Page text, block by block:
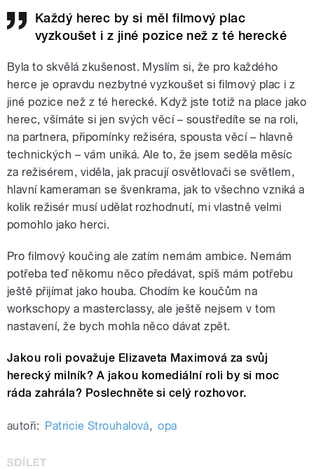
Každý herec by si měl filmový plac
vyzkoušet i z jiné pozice než z té herecké
Byla to skvělá zkušenost. Myslím si, že pro každého
herce je opravdu nezbytné vyzkoušet si filmový plac i z
jiné pozice než z té herecké. Když jste totiž na place jako
herec, všímáte si jen svých věcí – soustředíte se na roli,
na partnera, připomínky režiséra, spousta věcí – hlavně
technických – vám uniká. Ale to, že jsem seděla měsíc
za režisérem, viděla, jak pracují osvětlovači se světlem,
hlavní kameraman se švenkrama, jak to všechno vzniká a
kolik režisér musí udělat rozhodnutí, mi vlastně velmi
pomohlo jako herci.
Pro filmový koučing ale zatím nemám ambice. Nemám
potřeba teď někomu něco předávat, spíš mám potřebu
ještě přijímat jako houba. Chodím ke koučům na
workschopy a masterclassy, ale ještě nejsem v tom
nastavení, že bych mohla něco dávat zpět.
Jakou roli považuje Elizaveta Maximová za svůj
herecký milník? A jakou komediální roli by si moc
ráda zahrála? Poslechněte si celý rozhovor.
autoři: Patricie Strouhalová, opa